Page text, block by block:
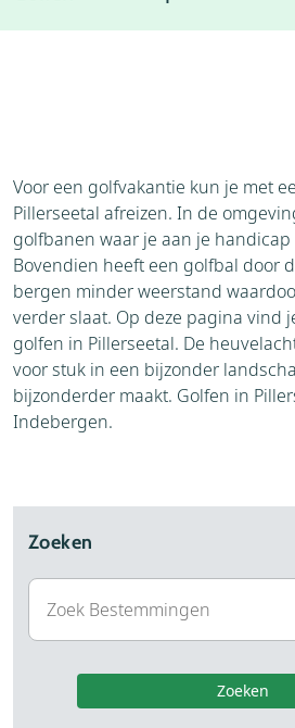
Weer
Voor een golfvakantie kun je met
Pillerseetal afreizen. In de
golfbanen waar je aan je
Bovendien heeft een golfbal door
bergen minder weerstand
verder slaat. Op deze pagina vind
golfen in Pillerseetal. De
voor stuk in een bijzonder
bijzonderder maakt. Golfen in
Indebergen.
Zoeken
Zoeken